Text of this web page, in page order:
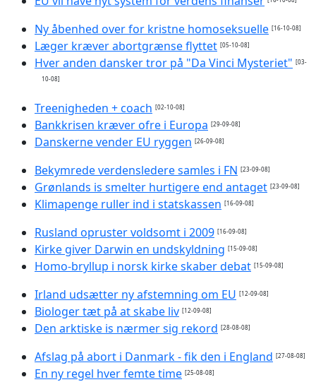
Ny åbenhed over for kristne homoseksuelle [16-10-08]
Læger kræver abortgrænse flyttet [05-10-08]
Hver anden dansker tror på "Da Vinci Mysteriet" [03-
10-08]
Treenigheden + coach [02-10-08]
Bankkrisen kræver ofre i Europa [29-09-08]
Danskerne vender EU ryggen [26-09-08]
Bekymrede verdensledere samles i FN [23-09-08]
Grønlands is smelter hurtigere end antaget [23-09-08]
Klimapenge ruller ind i statskassen [16-09-08]
Rusland opruster voldsomt i 2009 [16-09-08]
Kirke giver Darwin en undskyldning [15-09-08]
Homo-bryllup i norsk kirke skaber debat [15-09-08]
Irland udsætter ny afstemning om EU [12-09-08]
Biologer tæt på at skabe liv [12-09-08]
Den arktiske is nærmer sig rekord [28-08-08]
Afslag på abort i Danmark - fik den i England [27-08-08]
En ny regel hver femte time [25-08-08]